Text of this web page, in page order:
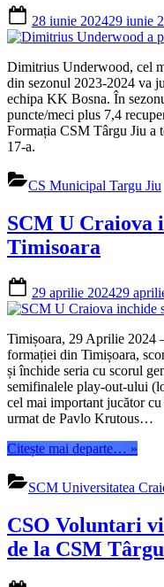
on
28 iunie 202429 iunie
Dimitrius Underwood, cel
din sezonul 2023-2024 va
echipa KK Bosna. În
puncte/meci plus 7,4
Formația CSM Târgu Jiu a
17-a.
CS Municipal Targu Jiu
SCM U Craiova
Timisoara
on
29 aprilie 202429
Timișoara, 29 Aprilie 2024
formației din Timișoara,
și închide seria cu scorul
semifinalele play-out-ului
cel mai important jucător
urmat de Pavlo Krutous…
Citește mai departe… “SCM
Craiova
cu
»
SCM Universitatea
CSO Voluntari
de la CSM